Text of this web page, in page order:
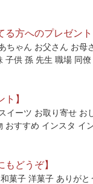
る方へのプレゼント
ちゃん お父さん お母
子供 孫 先生 職場 同
ト】
イーツ お取り寄せ お
おすすめ インスタ イ
もどうぞ】
菓子 洋菓子 ありが